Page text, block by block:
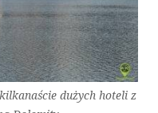
dużych hoteli z